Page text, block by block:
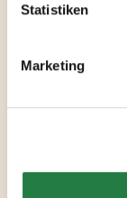
Statistiken
Marketing